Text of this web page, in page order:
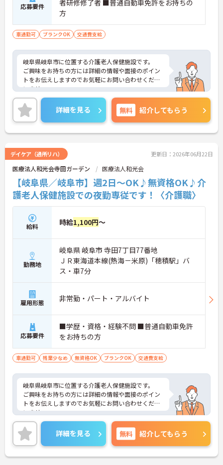
応募要件
者研修修了者 ■普通自動車免許をお持ちの
方
車通勤可 ブランクOK 交通費支給
岐阜県岐阜市に位置する介護老人保健施設です。
ご興味をお持ちの方には詳細の情報や面接のポイン
トをお伝えしますのでお気軽にお問い合わせくださ
いませ。
詳細を見る 無料 紹介してもらう
デイケア（通所リハ） 更新日：2026年06月22日
医療法人和光会寺田ガーデン 医療法人和光会
【岐阜県／岐阜市】週2日～OK♪無資格OK♪介
護老人保健施設での夜勤専従です！〈介護職〉
給料 時給1,100円～
勤務地
岐阜県 岐阜市 寺田7丁目77番地
ＪＲ東海道本線(熱海－米原)「穂積駅」バ
ス・車7分
雇用形態 非常勤・パート・アルバイト
応募要件
■学歴・資格・経験不問 ■普通自動車免許
をお持ちの方
車通勤可 残業少なめ 無資格OK ブランクOK 交通費支給
岐阜県岐阜市に位置する介護老人保健施設です。
ご興味をお持ちの方には詳細の情報や面接のポイン
トをお伝えしますのでお気軽にお問い合わせくださ
いませ。
詳細を見る 無料 紹介してもらう